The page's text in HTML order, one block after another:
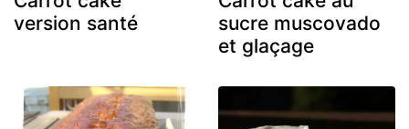
version santé
sucre muscovado
et glaçage